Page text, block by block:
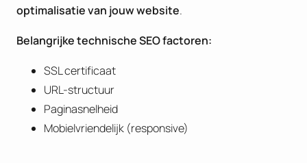
optimalisatie van jouw website.
Belangrijke technische SEO factoren:
SSL certificaat
URL-structuur
Paginasnelheid
Mobielvriendelijk (responsive)